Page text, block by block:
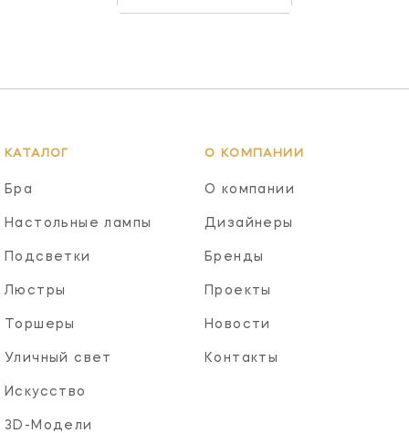
КАТАЛОГ
Бра
Настольные лампы
Подсветки
Люстры
Торшеры
Уличный свет
Искусство
3D-Модели
О КОМПАНИИ
О компании
Дизайнеры
Бренды
Проекты
Новости
Контакты